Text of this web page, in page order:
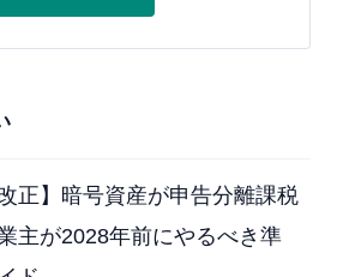
正】暗号資産が申告分離課税
主が2028年前にやるべき準